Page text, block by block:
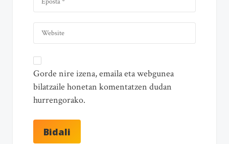
Gorde nire izena, emaila eta webgunea
bilatzaile honetan komentatzen dudan
hurrengorako.